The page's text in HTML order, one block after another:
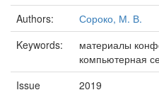
Authors:
Сороко, М. В.
Keywords:
материалы
компьютерная
Issue
2019